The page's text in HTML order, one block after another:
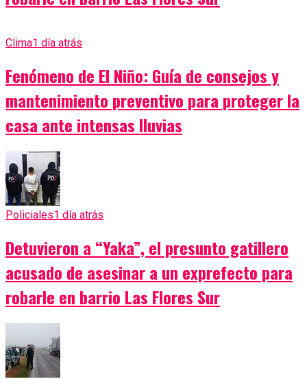
Clima1 día atrás
Fenómeno de El Niño: Guía de consejos y
mantenimiento preventivo para proteger la
casa ante intensas lluvias
Policiales1 día atrás
Detuvieron a “Yaka”, el presunto gatillero
acusado de asesinar a un exprefecto para
robarle en barrio Las Flores Sur